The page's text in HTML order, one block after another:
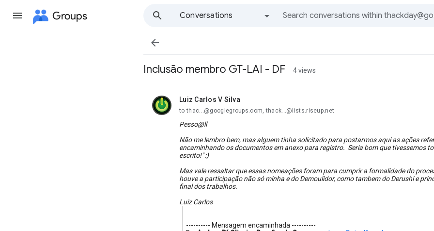
Groups
Conversations

Inclusão membro GT-LAI - DF 4 views
Luiz Carlos V Silva
unread,
to thac...@googlegroups.com, thack...@lists.riseup.net
Pesso@ll
Não me lembro bem, mas alguem tinha solicitado para postarmos aqui as ações
encaminhando os documentos em anexo para registro. Seria bom que tivessemos
escrito!" :)
Mas vale ressaltar que essas nomeações foram para cumprir a formalidade do
houve a participação não só minha e do Demoulidor, como tambem do Derushi e
final dos trabalhos.
Luiz Carlos
---------- Mensagem encaminhada ----------